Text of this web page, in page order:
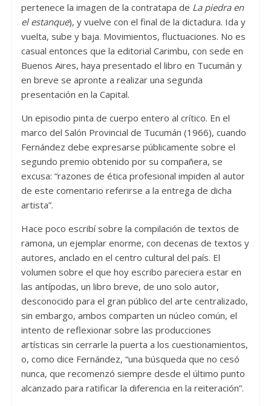
pertenece la imagen de la contratapa de La piedra en
el estanque), y vuelve con el final de la dictadura. Ida y
vuelta, sube y baja. Movimientos, fluctuaciones. No es
casual entonces que la editorial Carimbu, con sede en
Buenos Aires, haya presentado el libro en Tucumán y
en breve se apronte a realizar una segunda
presentación en la Capital.
Un episodio pinta de cuerpo entero al crítico. En el
marco del Salón Provincial de Tucumán (1966), cuando
Fernández debe expresarse públicamente sobre el
segundo premio obtenido por su compañera, se
excusa: “razones de ética profesional impiden al autor
de este comentario referirse a la entrega de dicha
artista”.
Hace poco escribí sobre la compilación de textos de
ramona, un ejemplar enorme, con decenas de textos y
autores, anclado en el centro cultural del país. El
volumen sobre el que hoy escribo pareciera estar en
las antípodas, un libro breve, de uno solo autor,
desconocido para el gran público del arte centralizado,
sin embargo, ambos comparten un núcleo común, el
intento de reflexionar sobre las producciones
artísticas sin cerrarle la puerta a los cuestionamientos,
o, como dice Fernández, “una búsqueda que no cesó
nunca, que recomenzó siempre desde el último punto
alcanzado para ratificar la diferencia en la reiteración”.